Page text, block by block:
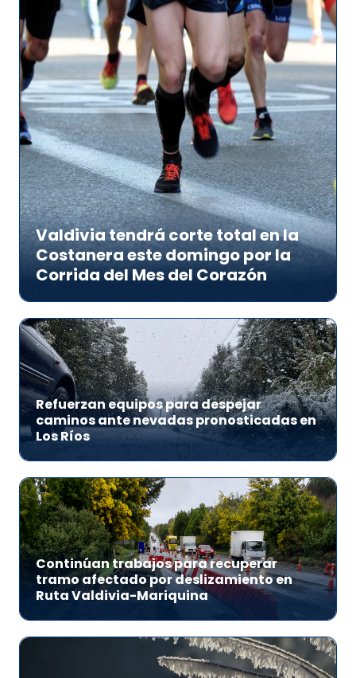
Valdivia tendrá corte total en la
Costanera este domingo por la
Corrida del Mes del Corazón
Refuerzan equipos para despejar
caminos ante nevadas pronosticadas en
Los Ríos
Continúan trabajos para recuperar
tramo afectado por deslizamiento en
Ruta Valdivia-Mariquina